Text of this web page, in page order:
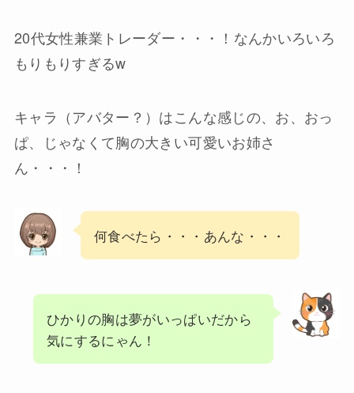
20代女性兼業トレーダー・・・！なんかいろいろ
もりもりすぎるw
キャラ（アバター？）はこんな感じの、お、おっ
ぱ、じゃなくて胸の大きい可愛いお姉さ
ん・・・！
何食べたら・・・あんな・・・
ひかりの胸は夢がいっぱいだから
気にするにゃん！